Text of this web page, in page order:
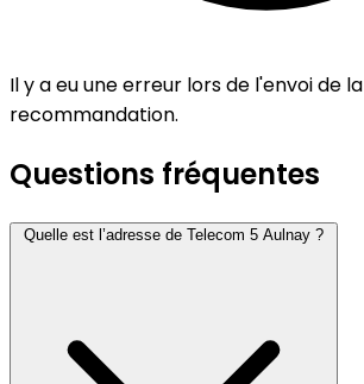
Il y a eu une erreur lors de l'envoi de la
recommandation.
Questions fréquentes
Quelle est l’adresse de Telecom 5 Aulnay ?